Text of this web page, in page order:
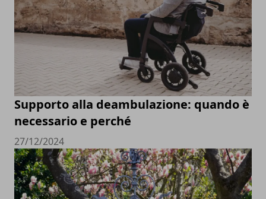
Supporto alla deambulazione: quando è
necessario e perché
27/12/2024